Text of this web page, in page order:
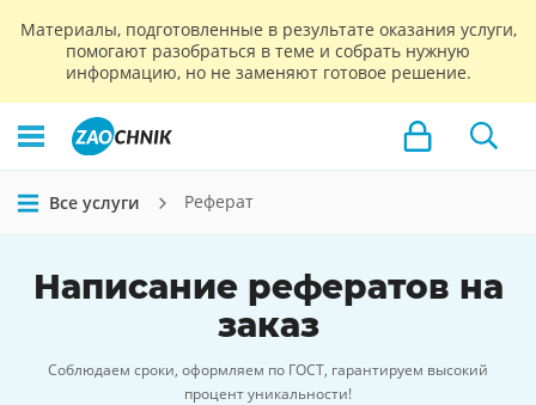
Материалы, подготовленные в результате оказания услуги,
помогают разобраться в теме и собрать нужную
информацию, но не заменяют готовое решение.
Все услуги Реферат
Написание рефератов на
заказ
Соблюдаем сроки, оформляем по ГОСТ, гарантируем высокий
процент уникальности!